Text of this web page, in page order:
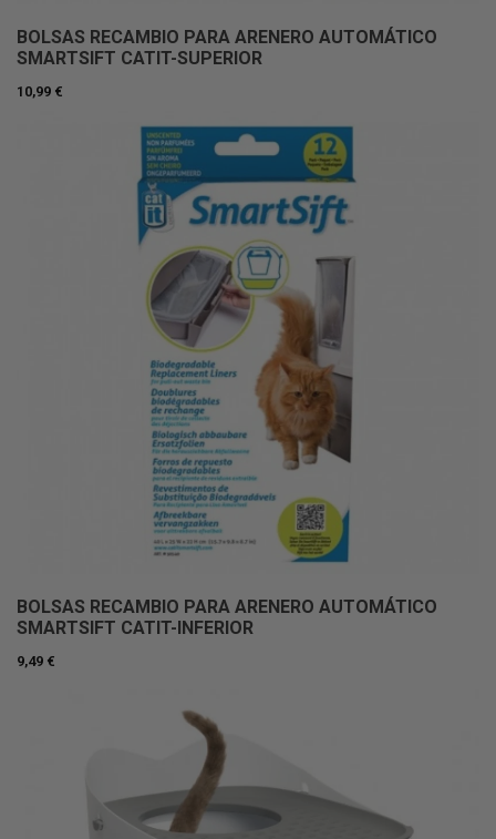
BOLSAS RECAMBIO PARA ARENERO AUTOMÁTICO
SMARTSIFT CATIT-SUPERIOR
10,99 €
BOLSAS RECAMBIO PARA ARENERO AUTOMÁTICO
SMARTSIFT CATIT-INFERIOR
9,49 €